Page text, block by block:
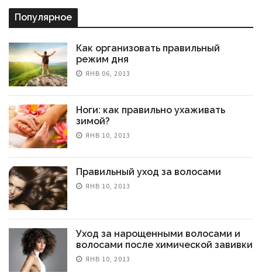
Популярное
Как организовать правильный
режим дня
ЯНВ 06, 2013
Ноги: как правильно ухаживать
зимой?
ЯНВ 10, 2013
Правильный уход за волосами
ЯНВ 10, 2013
Уход за нарощенными волосами и
волосами после химической завивки
ЯНВ 10, 2013